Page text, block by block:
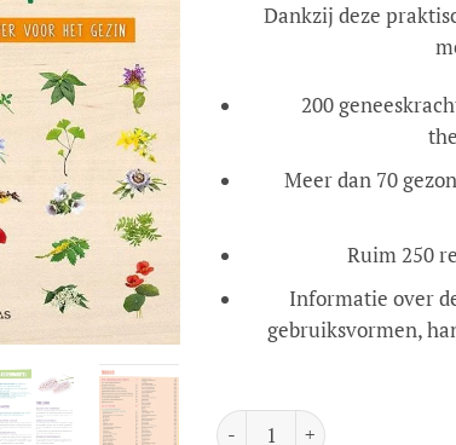
Dankzij deze
200
Meer dan 70
Ruim 250
Informatie over
gebruiksvormen,
Geneeskrachtige kruiden en